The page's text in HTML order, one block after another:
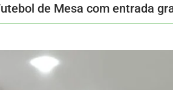
de Mesa com entrada